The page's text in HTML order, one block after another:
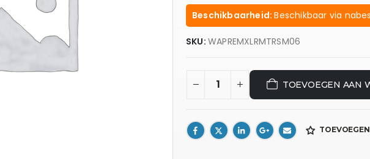
Beschikbaarheid:Beschikbaar via
SKU: WAPREMXLRMTRSM06
TOEVOEGEN AAN